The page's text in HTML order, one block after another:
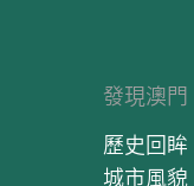
發現澳門
歷史回眸
城市風貌